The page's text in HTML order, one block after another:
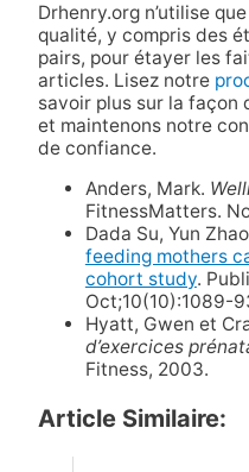
Drhenry.org n’utilise
qualité, y compris des
pairs, pour étayer les
articles. Lisez notre
savoir plus sur la façon
et maintenons notre
de confiance.
Anders, Mark.
FitnessMatters.
Dada Su, Yun
feeding mothers
cohort study.
Oct;10(10):1089-
Hyatt, Gwen et
d’exercices
Fitness, 2003.
Article Similaire: